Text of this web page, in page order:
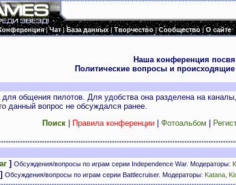
|Чат|База данных|Творчество|Сообщество|О сайте
Наша конференция
Политические вопросы и
общения пилотов. Для удобства она разделена на
данный вопрос не обсуждался ранее.
Поиск| Правила конференции| Фотоальбом
] Обсуждения/вопросы по играм серии Independence War. Модераторы:
Обсуждения/вопросы по играм серии Battlecruiser. Модераторы: Katana,